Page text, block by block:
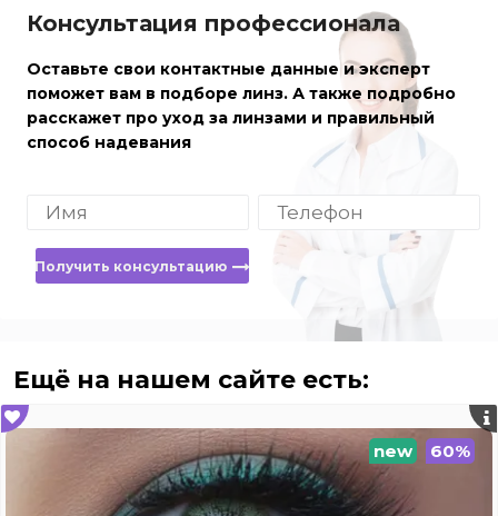
Консультация профессионала
Оставьте свои контактные данные и эксперт
поможет вам в подборе линз. А также подробно
расскажет про уход за линзами и правильный
способ надевания
Получить консультацию
Ещё на нашем сайте есть:
new 60%